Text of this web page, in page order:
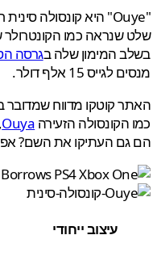
המימון שלה בגרסה
15 אלף דולר.
קוטקו מדווח שמדובר
הזעירהOuya, ש
העתיקו את השם? אפשר
עיצוב ייחודי